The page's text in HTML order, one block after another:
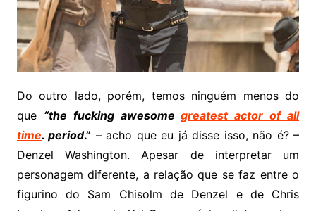
Do outro lado, porém, temos ninguém menos do
que “the fucking awesomegreatest actor of all
time. period.” – acho que eu já disse isso, não é? –
Denzel Washington. Apesar de interpretar um
personagem diferente, a relação que se faz entre o
figurino do Sam Chisolm de Denzel e de Chris